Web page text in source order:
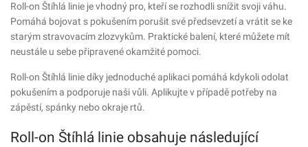
Roll-on Štíhlá linie je vhodný pro, kteří se rozhodli snížit svoji váhu.
Pomáhá bojovat s pokušením porušit své předsevzetí a vrátit se ke
starým stravovacím zlozvykům. Praktické balení, které můžete mít
neustále u sebe připravené okamžité pomoci.
Roll-on Štíhlá linie díky jednoduché aplikaci pomáhá kdykoli odolat
pokušením a podporuje naši vůli. Aplikujte v případě potřeby na
zápěstí, spánky nebo okraje rtů.
Roll-on Štíhlá linie obsahuje následující